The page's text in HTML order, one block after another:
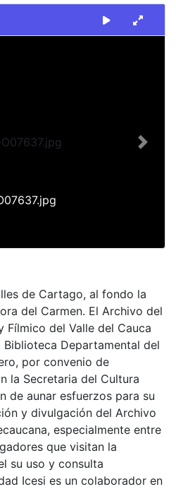
Next
de Cartago, al fondo la
del Carmen. El Archivo del
Fílmico del Valle del Cauca
Departamental del
por convenio de
la Secretaria del Cultura
de aunar esfuerzos para su
y divulgación del Archivo
especialmente entre
que visitan la
su uso y consulta
Icesi es un colaborador en